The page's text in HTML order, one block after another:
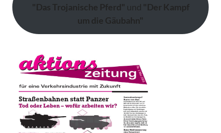
"Das Trojanische Pferd" und "Der Kampf
um die Gäubahn"